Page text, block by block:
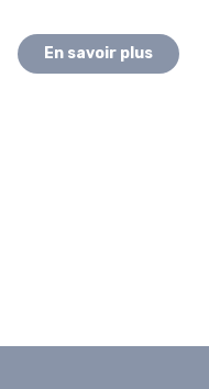
En savoir plus